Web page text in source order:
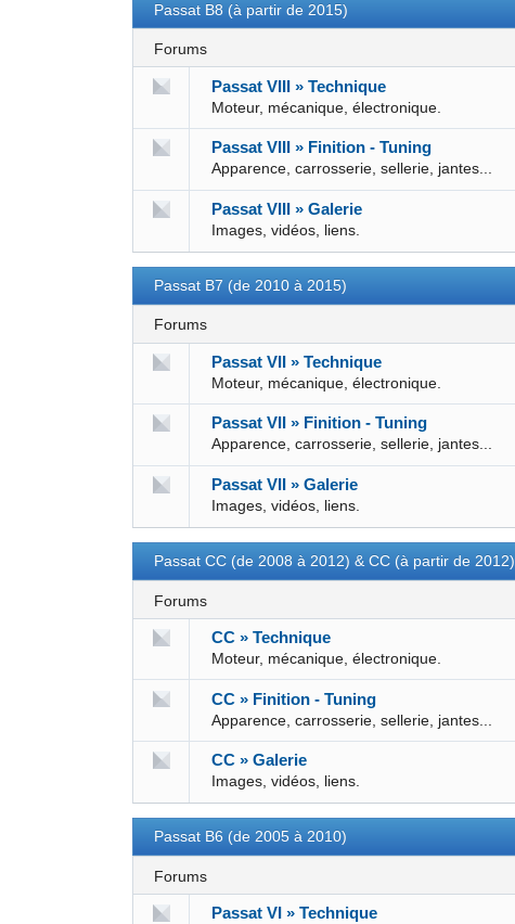
Passat B8 (à partir de 2015)
Forums
Passat VIII » Technique
Moteur, mécanique, électronique.
Passat VIII » Finition - Tuning
Apparence, carrosserie, sellerie, jantes...
Passat VIII » Galerie
Images, vidéos, liens.
Passat B7 (de 2010 à 2015)
Forums
Passat VII » Technique
Moteur, mécanique, électronique.
Passat VII » Finition - Tuning
Apparence, carrosserie, sellerie, jantes...
Passat VII » Galerie
Images, vidéos, liens.
Passat CC (de 2008 à 2012) & CC (à partir de 2012)
Forums
CC » Technique
Moteur, mécanique, électronique.
CC » Finition - Tuning
Apparence, carrosserie, sellerie, jantes...
CC » Galerie
Images, vidéos, liens.
Passat B6 (de 2005 à 2010)
Forums
Passat VI » Technique